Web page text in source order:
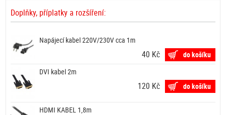
Doplňky, příplatky a rozšíření:
Napájecí kabel 220V/230V cca 1m
40 Kč
do košíku
DVI kabel 2m
120 Kč do košíku
HDMI KABEL 1,8m